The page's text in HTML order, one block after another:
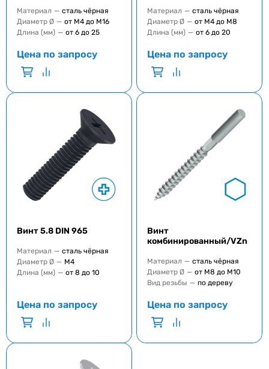
Материал — сталь чёрная
Диаметр Ø — от M4 до M16
Длина (мм) — от 6 до 25
Цена по запросу
Материал — сталь чёрная
Диаметр Ø — от М4 до М8
Длина (мм) — от 6 до 20
Цена по запросу
Винт 5.8 DIN 965
Материал — сталь чёрная
Диаметр Ø — М4
Длина (мм) — от 8 до 10
Цена по запросу
Винт
комбинированный/VZn
Материал — сталь чёрная
Диаметр Ø — от М8 до М10
Вид резьбы — по дереву
Цена по запросу